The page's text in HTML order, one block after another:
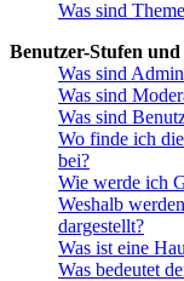
Was sind
Benutzer-Stufen
Was sind
Was sind
Was sind
Wo finde ich
bei?
Wie werde ich
Weshalb
dargestellt?
Was ist eine
Was bedeutet